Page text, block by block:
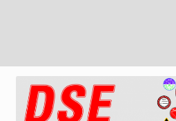
Start
Cookie Policy